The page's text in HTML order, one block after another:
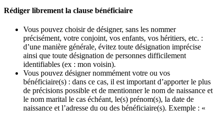
Rédiger librement la clause bénéficiaire
Vous pouvez choisir de désigner, sans les nommer
précisément, votre conjoint, vos enfants, vos héritiers, etc. :
d’une manière générale, évitez toute désignation imprécise
ainsi que toute désignation de personnes difficilement
identifiables (ex : mon voisin).
Vous pouvez désigner nommément votre ou vos
bénéficiaire(s) : dans ce cas, il est important d’apporter le plus
de précisions possible et de mentionner le nom de naissance et
le nom marital le cas échéant, le(s) prénom(s), la date de
naissance et l’adresse du ou des bénéficiaire(s). Exemple : «